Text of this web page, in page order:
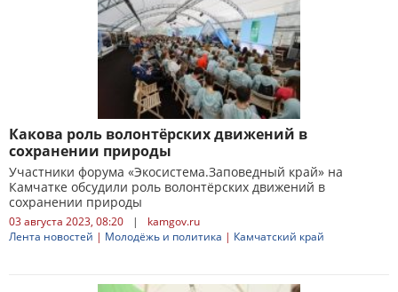
Какова роль волонтёрских движений в
сохранении природы
Участники форума «Экосистема.Заповедный край» на
Камчатке обсудили роль волонтёрских движений в
сохранении природы
03 августа 2023, 08:20 |
kamgov.ru
Лента новостей | Молодёжь и политика | Камчатский край